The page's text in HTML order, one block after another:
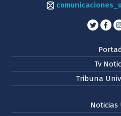
Tv
Tribuna
Noticias